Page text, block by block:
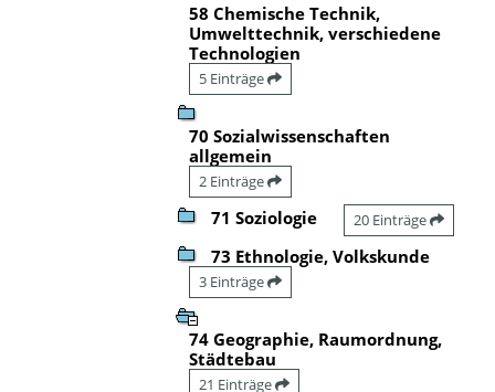
58 Chemische Technik,
Umwelttechnik, verschiedene
Technologien
5 Einträge
70 Sozialwissenschaften
allgemein
2 Einträge
71 Soziologie 20 Einträge
73 Ethnologie, Volkskunde
3 Einträge
74 Geographie, Raumordnung,
Städtebau
21 Einträge